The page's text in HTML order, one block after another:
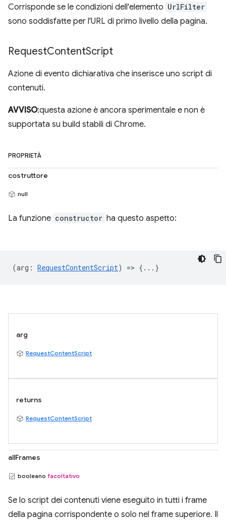
Corrisponde se le condizioni dell'elemento UrlFilter
sono soddisfatte per l'URL di primo livello della pagina.
RequestContentScript
Azione di evento dichiarativa che inserisce uno script di
contenuti.
AVVISO:questa azione è ancora sperimentale e non è
supportata su build stabili di Chrome.
PROPRIETÀ
costruttore
null
La funzione constructor ha questo aspetto:
(arg : RequestContentScript) => {...}
arg
RequestContentScript
returns
RequestContentScript
allFrames
booleano facoltativo
Se lo script dei contenuti viene eseguito in tutti i frame
della pagina corrispondente o solo nel frame superiore. Il